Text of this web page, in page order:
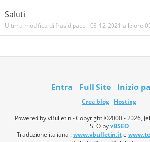
Saluti
Ultima modifica di frasidipace : 03-12-2021 alle ore
Entra Full Site Inizio
Crea blog- Hosting
Powered by vBulletin - Copyright ©2000 - 2026,
SEO byvBSEO
Traduzione italiana :www.vbulletin.ite